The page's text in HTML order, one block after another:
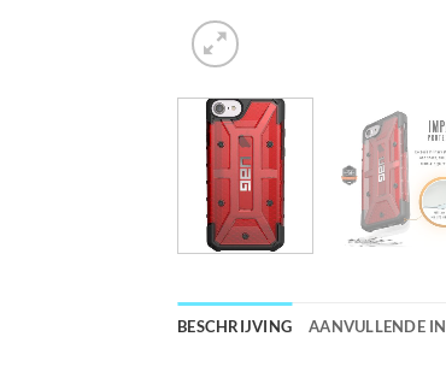
BESCHRIJVING AANVULLENDE